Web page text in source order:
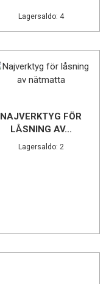
Lagersaldo: 4
NAJVERKTYG FÖR
LÅSNING AV...
Lagersaldo: 2